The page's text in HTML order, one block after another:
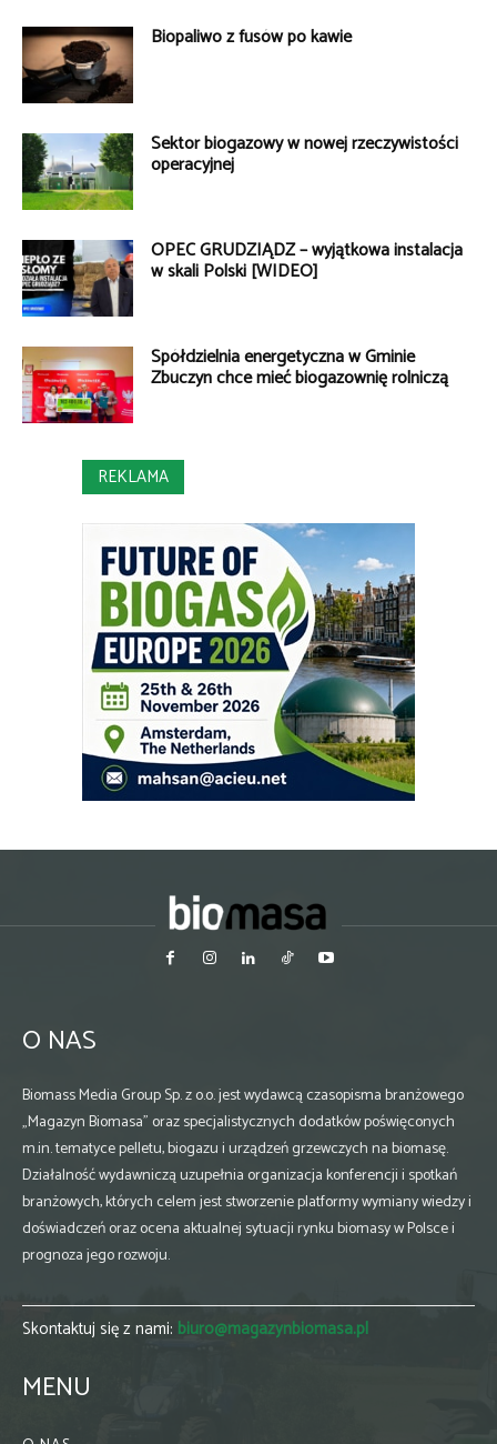
Biopaliwo z fusów po kawie
Sektor biogazowy w nowej rzeczywistości
operacyjnej
OPEC GRUDZIĄDZ – wyjątkowa instalacja
w skali Polski [WIDEO]
Spółdzielnia energetyczna w Gminie
Zbuczyn chce mieć biogazownię rolniczą
REKLAMA
O NAS
Biomass Media Group Sp. z o.o. jest wydawcą czasopisma branżowego
„Magazyn Biomasa” oraz specjalistycznych dodatków poświęconych
m.in. tematyce pelletu, biogazu i urządzeń grzewczych na biomasę.
Działalność wydawniczą uzupełnia organizacja konferencji i spotkań
branżowych, których celem jest stworzenie platformy wymiany wiedzy i
doświadczeń oraz ocena aktualnej sytuacji rynku biomasy w Polsce i
prognoza jego rozwoju.
Skontaktuj się z nami: biuro@magazynbiomasa.pl
MENU